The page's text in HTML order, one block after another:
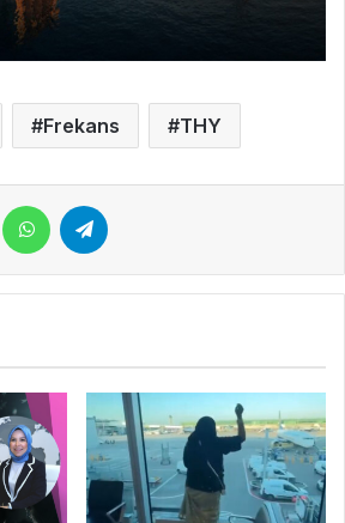
Frekans THY
LinkedIn WhatsApp